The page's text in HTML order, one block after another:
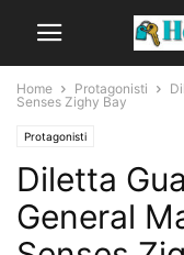
Home Protagonisti
Senses Zighy Bay
Protagonisti
Diletta
General